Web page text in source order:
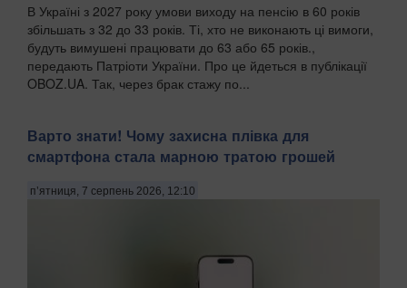
В Україні з 2027 року умови виходу на пенсію в 60 років
збільшать з 32 до 33 років. Ті, хто не виконають ці вимоги,
будуть вимушені працювати до 63 або 65 років.,
передають Патріоти України. Про це йдеться в публікації
OBOZ.UA. Так, через брак стажу по...
Варто знати! Чому захисна плівка для
смартфона стала марною тратою грошей
п’ятниця, 7 серпень 2026, 12:10